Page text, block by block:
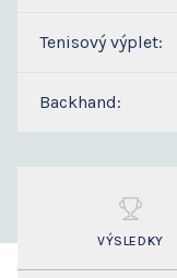
Tenisový výplet:
Backhand:
VÝSLEDKY